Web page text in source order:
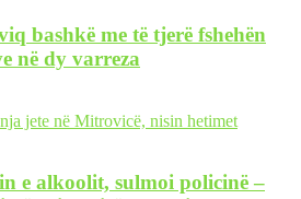
bashkë me të tjerë fshehën
në dy varreza
e alkoolit, sulmoi policinë –